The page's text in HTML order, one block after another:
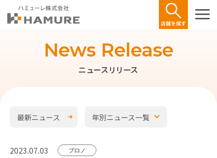
ニュースリリース
News Release
最新ニュース 年別ニュース一覧
2023.07.03 プロノ